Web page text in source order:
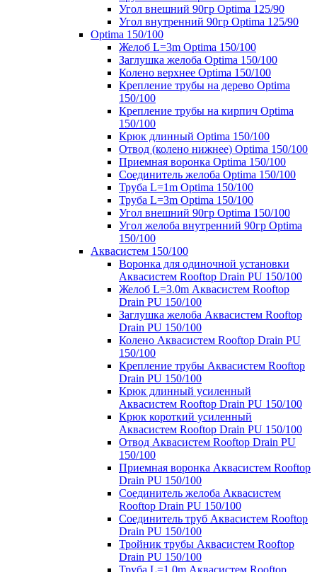
Угол внешний 90гр Optima 125/90
Угол внутренний 90гр Optima 125/90
Optima 150/100
Желоб L=3m Optima 150/100
Заглушка желоба Optima 150/100
Колено верхнее Optima 150/100
Крепление трубы на дерево Optima
150/100
Крепление трубы на кирпич Optima
150/100
Крюк длинный Optima 150/100
Отвод (колено нижнее) Optima 150/100
Приемная воронка Optima 150/100
Соединитель желоба Optima 150/100
Труба L=1m Optima 150/100
Труба L=3m Optima 150/100
Угол внешний 90гр Optima 150/100
Угол желоба внутренний 90гр Optima
150/100
Аквасистем 150/100
Воронка для одиночной установки
Аквасистем Rooftop Drain PU 150/100
Желоб L=3.0m Аквасистем Rooftop
Drain PU 150/100
Заглушка желоба Аквасистем Rooftop
Drain PU 150/100
Колено Аквасистем Rooftop Drain PU
150/100
Крепление трубы Аквасистем Rooftop
Drain PU 150/100
Крюк длинный усиленный
Аквасистем Rooftop Drain PU 150/100
Крюк короткий усиленный
Аквасистем Rooftop Drain PU 150/100
Отвод Аквасистем Rooftop Drain PU
150/100
Приемная воронка Аквасистем Rooftop
Drain PU 150/100
Соединитель желоба Аквасистем
Rooftop Drain PU 150/100
Соединитель труб Аквасистем Rooftop
Drain PU 150/100
Тройник трубы Аквасистем Rooftop
Drain PU 150/100
Труба L=1,0m Аквасистем Rooftop